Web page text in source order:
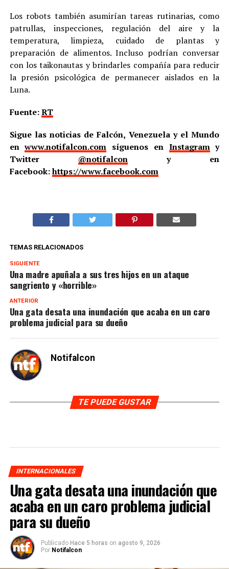
Los robots también asumirían tareas rutinarias, como
patrullas, inspecciones, regulación del aire y la
temperatura, limpieza, cuidado de plantas y
preparación de alimentos. Incluso podrían conversar
con los taikonautas y brindarles compañía para reducir
la presión psicológica de permanecer aislados en la
Luna.
Fuente:RT
Sigue las noticias de Falcón, Venezuela y el Mundo
enwww.notifalcon.com síguenos en Instagramy
Twitter @notifalcony en
Facebook:https://www.facebook.com
TEMAS RELACIONADOS
SIGUIENTE
Una madre apuñala a sus tres hijos en un ataque
sangriento y «horrible»
ANTERIOR
Una gata desata una inundación que acaba en un caro
problema judicial para su dueño
Notifalcon
TE PUEDE GUSTAR
INTERNACIONALES
Una gata desata una inundación que
acaba en un caro problema judicial
para su dueño
Publicado Hace 5 horas on agosto 9, 2026
Por Notifalcon